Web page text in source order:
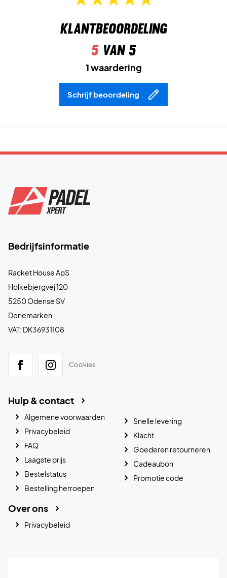
Klantbeoordeling
5van 5
1 waardering
Schrijf beoordeling
Bedrijfsinformatie
Racket House ApS
Holkebjergvej 120
5250 Odense SV
Denemarken
VAT: DK36931108
Cookies
Hulp & contact
Algemene voorwaarden
Privacybeleid
FAQ
Laagste prijs
Bestelstatus
Bestelling herroepen
Snelle levering
Klacht
Goederen retourneren
Cadeaubon
Promotie code
Over ons
Privacybeleid